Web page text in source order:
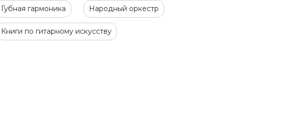
Губная гармоника Народный оркестр
Книги по гитарному искусству